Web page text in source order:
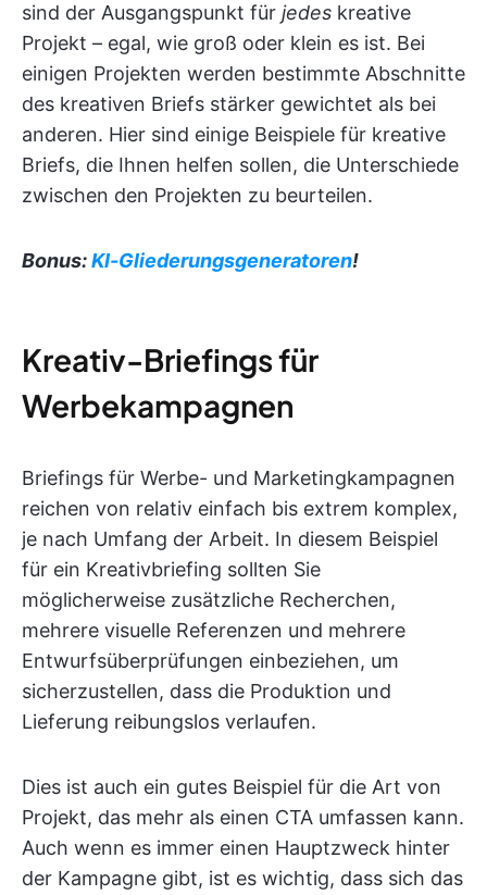
sind der Ausgangspunkt für jedes kreative
Projekt – egal, wie groß oder klein es ist. Bei
einigen Projekten werden bestimmte Abschnitte
des kreativen Briefs stärker gewichtet als bei
anderen. Hier sind einige Beispiele für kreative
Briefs, die Ihnen helfen sollen, die Unterschiede
zwischen den Projekten zu beurteilen.
Bonus:KI-Gliederungsgeneratoren!
Kreativ-Briefings für
Werbekampagnen
Briefings für Werbe- und Marketingkampagnen
reichen von relativ einfach bis extrem komplex,
je nach Umfang der Arbeit. In diesem Beispiel
für ein Kreativbriefing sollten Sie
möglicherweise zusätzliche Recherchen,
mehrere visuelle Referenzen und mehrere
Entwurfsüberprüfungen einbeziehen, um
sicherzustellen, dass die Produktion und
Lieferung reibungslos verlaufen.
Dies ist auch ein gutes Beispiel für die Art von
Projekt, das mehr als einen CTA umfassen kann.
Auch wenn es immer einen Hauptzweck hinter
der Kampagne gibt, ist es wichtig, dass sich das